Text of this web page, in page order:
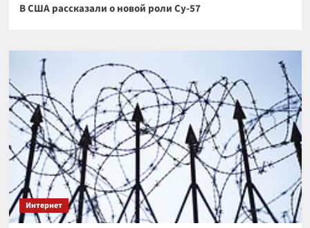
В США рассказали о новой роли Су-57
Интернет